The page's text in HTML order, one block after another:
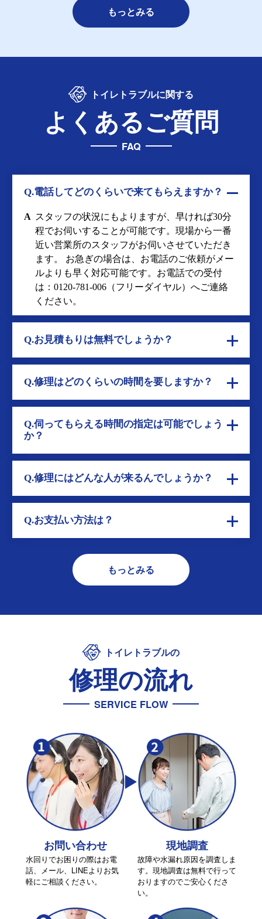
もっとみる
トイレトラブルに関する
よくあるご質問
FAQ
Q.電話してどのくらいで来てもらえますか？
A スタッフの状況にもよりますが、早ければ30分
程でお伺いすることが可能です。現場から一番
近い営業所のスタッフがお伺いさせていただき
ます。 お急ぎの場合は、お電話のご依頼がメー
ルよりも早く対応可能です。お電話での受付
は： 0120-781-006 （フリーダイヤル）へご連絡
ください。
Q.お見積もりは無料でしょうか？
Q.修理はどのくらいの時間を要しますか？
Q.伺ってもらえる時間の指定は可能でしょう
か？
Q.修理にはどんな人が来るんでしょうか？
Q.お支払い方法は？
もっとみる
トイレトラブルの
修理の流れ
SERVICE FLOW
お問い合わせ
水回りでお困りの際はお電
話、メール、LINEよりお気
軽にご相談ください。
現地調査
故障や水漏れ原因を調査しま
す。現地調査は無料で行って
おりますのでご安心くださ
い。